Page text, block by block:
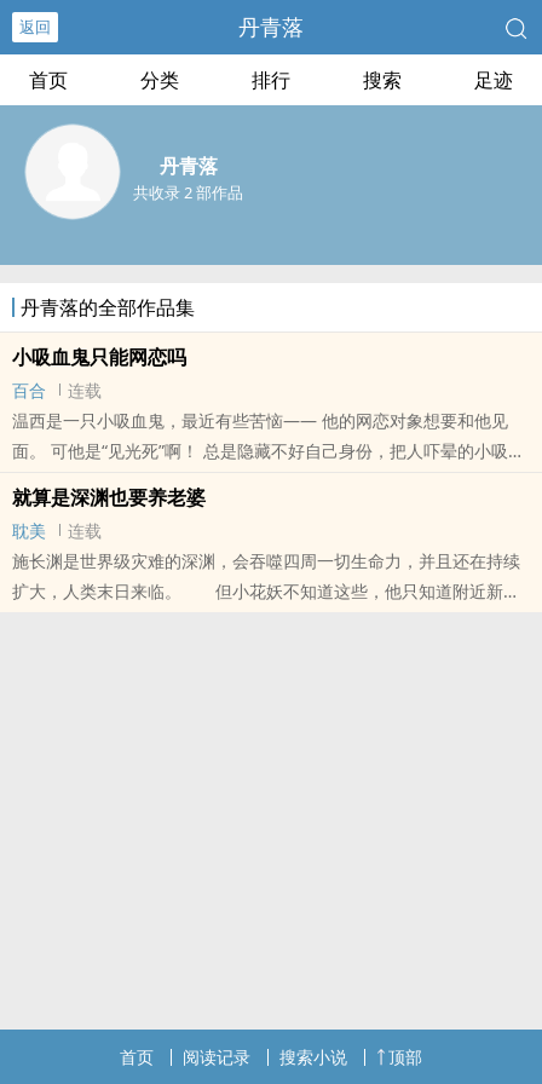
返回 丹青落
首页 分类 排行 搜索 足迹
丹青落
共收录 2 部作品
丹青落的全部作品集
小吸血鬼只能网恋吗
百合
连载
温西是一只小吸血鬼，最近有些苦恼—— 他的网恋对象想要和他见
面。 可他是“见光死”啊！ 总是隐藏不好自己身份，把人吓晕的小吸血
鬼缓缓去世。 温西不想辜负这么好的人，故意歪曲抹黑自己。 ..
本站提示：各位书友要是觉得《小吸血鬼只能网恋吗》还不错的话请
不要忘记向您QQ群和微博里的朋友推荐哦！
就算是深渊也要养老婆
耽美
连载
施长渊是世界级灾难的深渊，会吞噬四周一切生命力，并且还在持续
扩大，人类末日来临。 但小花妖不知道这些，他只知道附近新搬
首页 阅读记录 搜索小说 顶部